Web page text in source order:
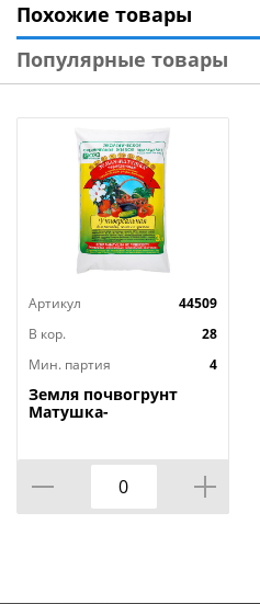
Похожие товары
Популярные товары
Артикул
44509
В кор.
28
Мин. партия
4
Земля почвогрунт
Матушка-
цветов 3л, 12л/60л, ,
4/4